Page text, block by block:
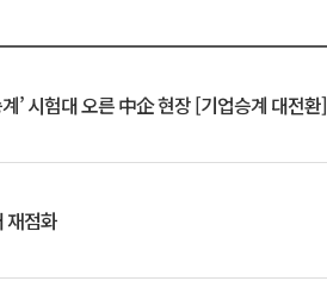
’ 시험대 오른 中企 현장 [기업승계 대전환]
재점화